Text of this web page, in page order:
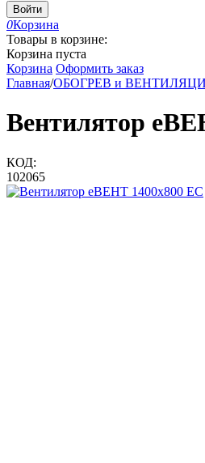
Войти
0Корзина
Товары в корзине:
Корзина пуста
Корзина Оформить заказ
Главная/ОБОГРЕВ и
Вентилятор
КОД:
102065